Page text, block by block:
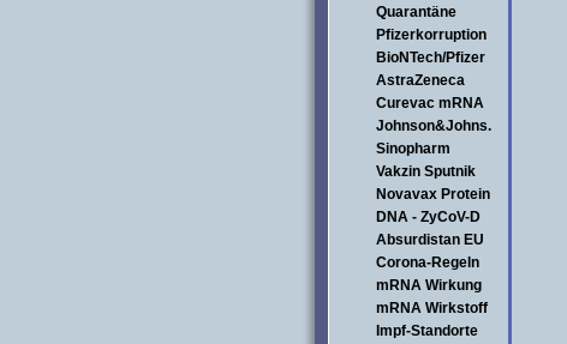
Quarantäne
Pfizerkorruption
BioNTech/Pfizer
AstraZeneca
Curevac mRNA
Johnson&Johns.
Sinopharm
Vakzin Sputnik
Novavax Protein
DNA - ZyCoV-D
Absurdistan EU
Corona-Regeln
mRNA Wirkung
mRNA Wirkstoff
Impf-Standorte